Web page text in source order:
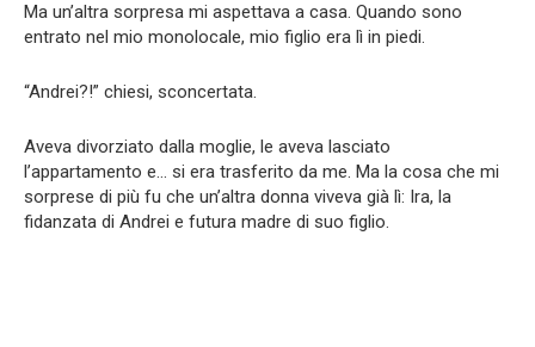
Ma un’altra sorpresa mi aspettava a casa. Quando sono
entrato nel mio monolocale, mio ​​figlio era lì in piedi.
“Andrei?!” chiesi, sconcertata.
Aveva divorziato dalla moglie, le aveva lasciato
l’appartamento e… si era trasferito da me. Ma la cosa che mi
sorprese di più fu che un’altra donna viveva già lì: Ira, la
fidanzata di Andrei e futura madre di suo figlio.